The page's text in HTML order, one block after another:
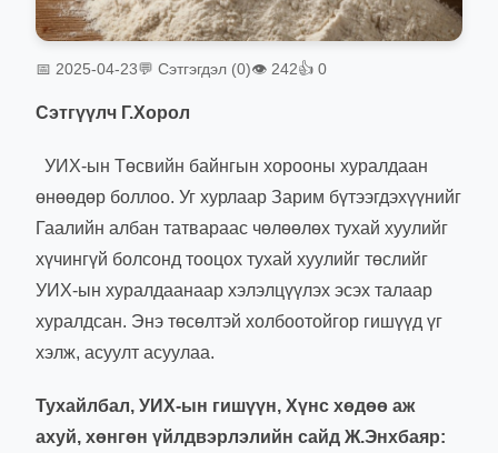
📅 2025-04-23💬 Сэтгэгдэл (0)👁 242👍 0
Сэтгүүлч Г.Хорол
УИХ-ын Төсвийн байнгын хорооны хуралдаан
өнөөдөр боллоо. Уг хурлаар Зарим бүтээгдэхүүнийг
Гаалийн албан татвараас чөлөөлөх тухай хуулийг
хүчингүй болсонд тооцох тухай хуулийг төслийг
УИХ-ын хуралдаанаар хэлэлцүүлэх эсэх талаар
хуралдсан. Энэ төсөлтэй холбоотойгор гишүүд үг
хэлж, асуулт асуулаа.
Тухайлбал, УИХ-ын гишүүн, Хүнс хөдөө аж
ахуй, хөнгөн үйлдвэрлэлийн сайд Ж.Энхбаяр: